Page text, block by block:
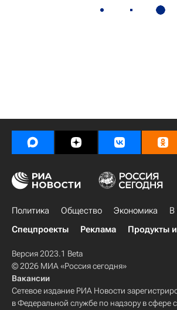
Политика Общество Экономика В
Спецпроекты
Реклама Продукты
Версия 2023.1 Beta
© 2026 МИА «Россия сегодня»
Вакансии
Сетевое издание РИА Новости
в Федеральной службе по надзору в сфере